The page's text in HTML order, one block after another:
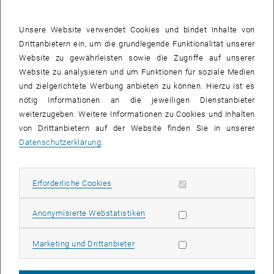
orts- und zeitunabhängig Bankservicesanbieten?
Wie kann eine Bankflexiblere Beratungen durchführen oder
zusätzliche Leistungen anbieten, die den Weg zur Filiale ersparen
(ev. Online)?
Dem Thema sind keine Grenzen gesetzt , d.h. es kann alles eine
Rolle spielen, das einer Bank dient flexibler beraten bzw. flexibler
Services anbieten zu können. Wir denken, dass vor allem im Bereich
der Informationstechnologie Lösungen verfügbar wären.
Hast du Ideen zu dem Thema?
Weißt du ob es schon innovative Lösungen in einem anderen
Bereich gibt, die uns bei unserer Problemstellung helfen können?
Kennst du Personen, die sich mit dem Thema auseinandersetzen,
Unsere Website verwendet Cookies und bindet Inhalte von
Drittanbietern ein, um die grundlegende Funktionalität unserer
Website zu gewährleisten sowie die Zugriffe auf unserer
Website zu analysieren und um Funktionen für soziale Medien
und zielgerichtete Werbung anbieten zu können. Hierzu ist es
nötig Informationen an die jeweiligen Dienstanbieter
weiterzugeben. Weitere Informationen zu Cookies und Inhalten
von Drittanbietern auf der Website finden Sie in unserer
Datenschutzerklärung.
Erforderliche Cookies Erforderliche Cookies zulassen
Anonymisierte WebstatistikenStatistik Cookies zulassen
Marketing und DrittanbieterMarketing Cookies zulassen